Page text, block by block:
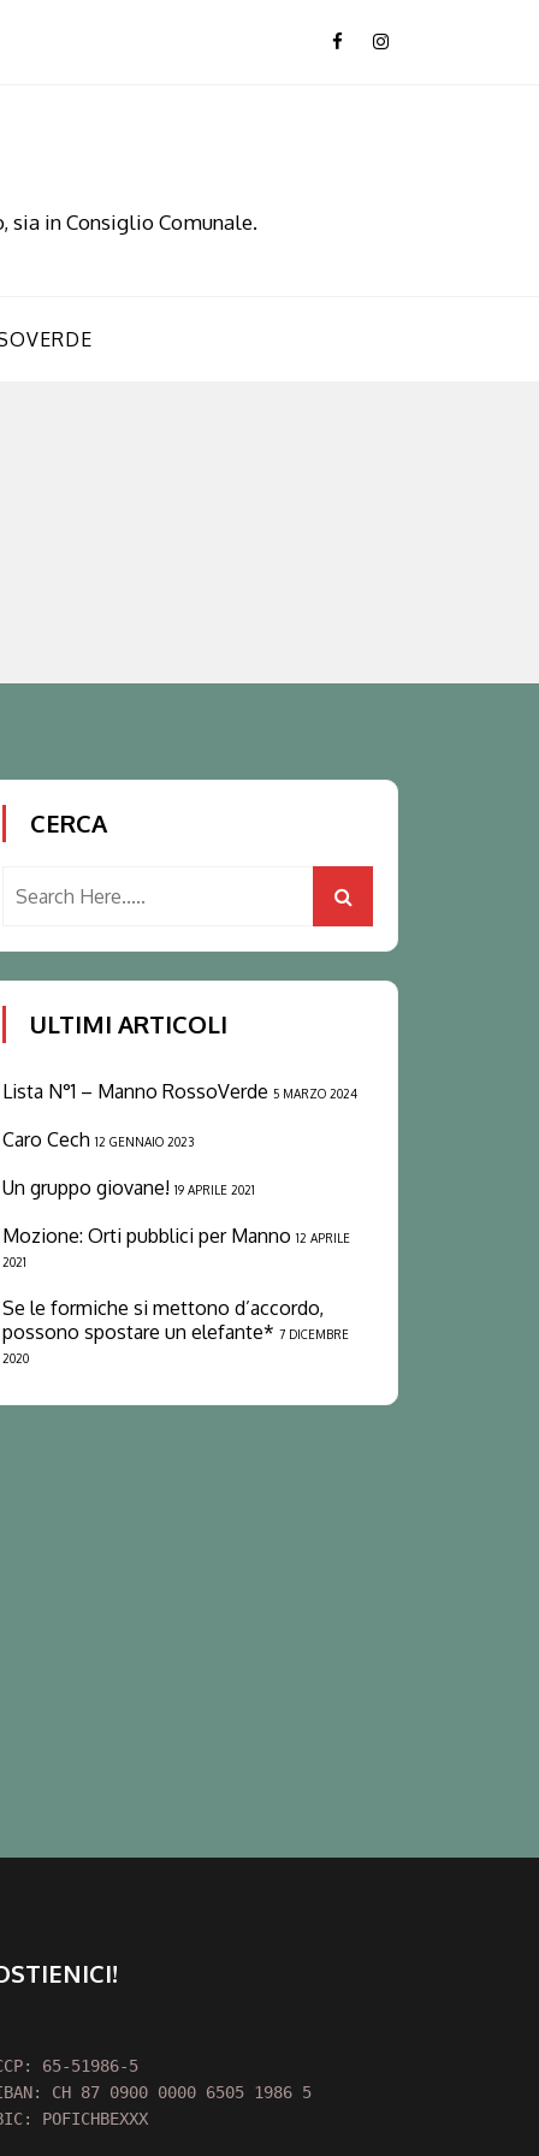
in Consiglio Comunale.
CERCA
ULTIMI ARTICOLI
Lista N°1 – Manno RossoVerde 5 MARZO 2024
Caro Cech 12 GENNAIO 2023
Un gruppo giovane! 19 APRILE 2021
Mozione: Orti pubblici per Manno 12 APRILE
2021
Se le formiche si mettono d’accordo,
possono spostare un elefante* 7 DICEMBRE
2020
65-51986-5
CH 87 0900 0000 6505 1986 5
POFICHBEXXX